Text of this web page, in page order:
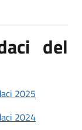
del
2025
2024